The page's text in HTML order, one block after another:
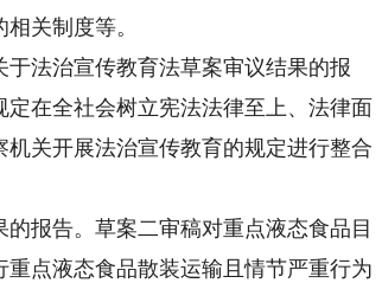
关制度等。
法治宣传教育法草案审议结果的报
在全社会树立宪法法律至上、法律面
关开展法治宣传教育的规定进行整合
报告。草案二审稿对重点液态食品目
点液态食品散装运输且情节严重行为